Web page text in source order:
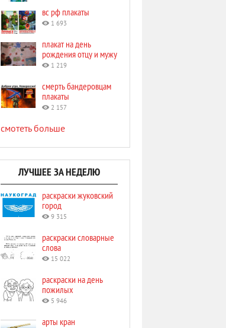
вс рф плакаты
1 693
плакат на день
рождения отцу и мужу
1 219
смерть бандеровцам
плакаты
2 157
смотеть больше
ЛУЧШЕЕ ЗА НЕДЕЛЮ
раскраски жуковский
город
9 315
раскраски словарные
слова
15 022
раскраски на день
пожилых
5 946
арты кран